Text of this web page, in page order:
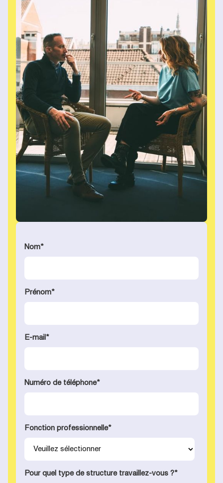
Nom*
Prénom*
E-mail *
Numéro de téléphone*
Fonction professionnelle*
Pour quel type de structure travaillez-vous ?*